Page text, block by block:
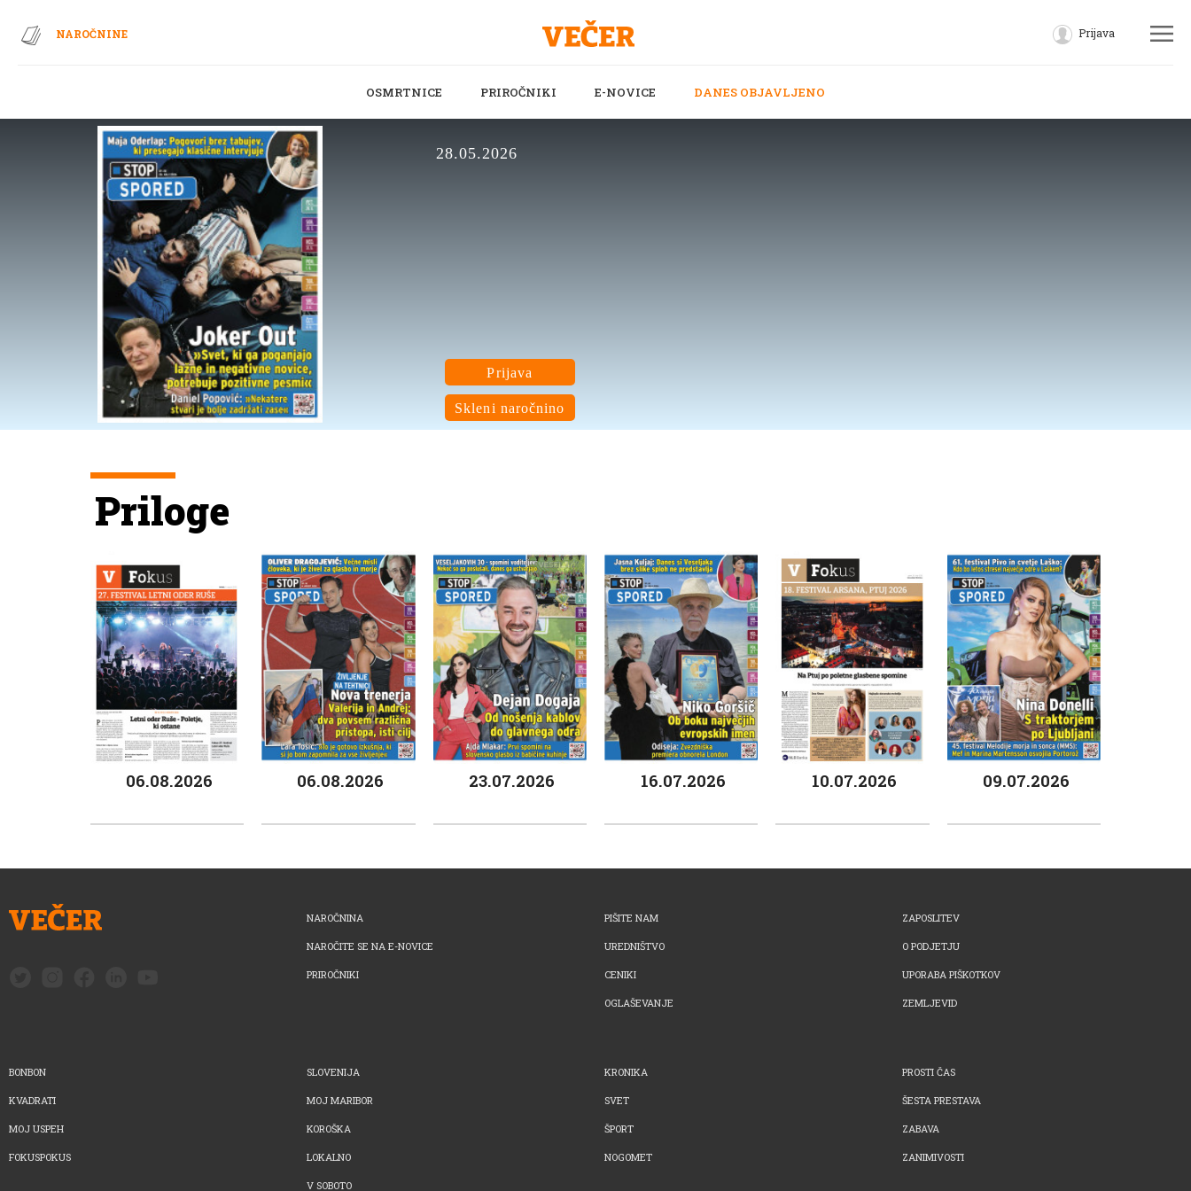
NAROČNINE Prijava
OSMRTNICE PRIROČNIKI E-NOVICE DANES OBJAVLJENO
28.05.2026
Prijava
Skleni naročnino
Priloge
06.08.2026 06.08.2026 23.07.2026 16.07.2026 10.07.2026 09.07.2026
NAROČNINA
NAROČITE SE NA E-NOVICE
PRIROČNIKI
PIŠITE NAM
UREDNIŠTVO
CENIKI
OGLAŠEVANJE
ZAPOSLITEV
O PODJETJU
UPORABA PIŠKOTKOV
ZEMLJEVID
BONBON
KVADRATI
MOJ USPEH
FOKUSPOKUS
SLOVENIJA
MOJ MARIBOR
KOROŠKA
LOKALNO
V SOBOTO
KRONIKA
SVET
ŠPORT
NOGOMET
PROSTI ČAS
ŠESTA PRESTAVA
ZABAVA
ZANIMIVOSTI